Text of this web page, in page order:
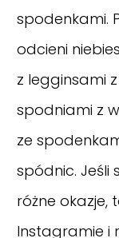
spodenkami.
odcieni
z legginsami
spodniami z
ze
spódnic. Jeśli
różne okazje,
Instagramie i